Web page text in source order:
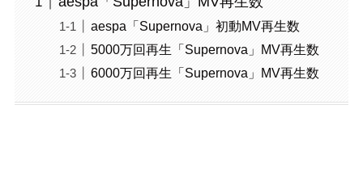
aespa「Supernova」初動MV再生数
5000万回再生「Supernova」MV再生数
6000万回再生「Supernova」MV再生数